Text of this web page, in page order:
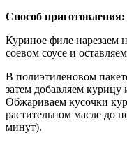
Способ приготовления:
Куриное филе нарезаем
соевом соусе и
В полиэтиленовом
затем добавляем курицу
Обжариваем кусочки
растительном масле до
минут).